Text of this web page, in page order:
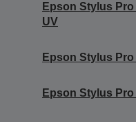
Epson Stylus
UV
Epson Stylus Pro
Epson Stylus Pro